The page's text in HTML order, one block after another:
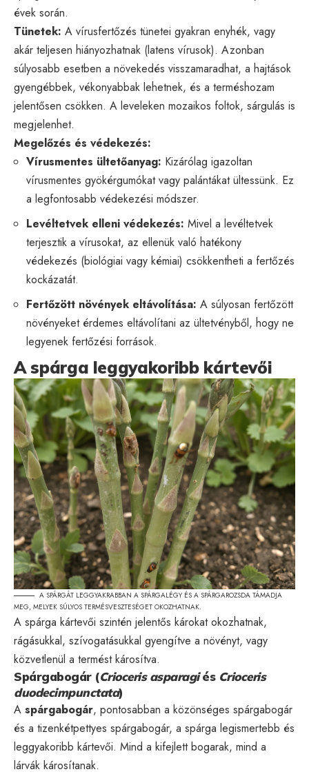
évek során.
Tünetek: A vírusfertőzés tünetei gyakran enyhék, vagy
akár teljesen hiányozhatnak (latens vírusok). Azonban
súlyosabb esetben a növekedés visszamaradhat, a hajtások
gyengébbek, vékonyabbak lehetnek, és a terméshozam
jelentősen csökken. A leveleken mozaikos foltok, sárgulás is
megjelenhet.
Megelőzés és védekezés:
Vírusmentes ültetőanyag: Kizárólag igazoltan
vírusmentes gyökérgumókat vagy palántákat ültessünk. Ez
a legfontosabb védekezési módszer.
Levéltetvek elleni védekezés: Mivel a levéltetvek
terjesztik a vírusokat, az ellenük való hatékony
védekezés (biológiai vagy kémiai) csökkentheti a fertőzés
kockázatát.
Fertőzött növények eltávolítása: A súlyosan fertőzött
növényeket érdemes eltávolítani az ültetvényből, hogy ne
legyenek fertőzési források.
A spárga leggyakoribb kártevői
A SPÁRGÁT LEGGYAKRABBAN A SPÁRGALÉGY ÉS A SPÁRGAROZSDA TÁMADJA
MEG, MELYEK SÚLYOS TERMÉSVESZTESÉGET OKOZHATNAK.
A spárga kártevői szintén jelentős károkat okozhatnak,
rágásukkal, szívogatásukkal gyengítve a növényt, vagy
közvetlenül a termést károsítva.
Spárgabogár (Crioceris asparagiés Crioceris
duodecimpunctata)
A spárgabogár, pontosabban a közönséges spárgabogár
és a tizenkétpettyes spárgabogár, a spárga legismertebb és
leggyakoribb kártevői. Mind a kifejlett bogarak, mind a
lárvák károsítanak.